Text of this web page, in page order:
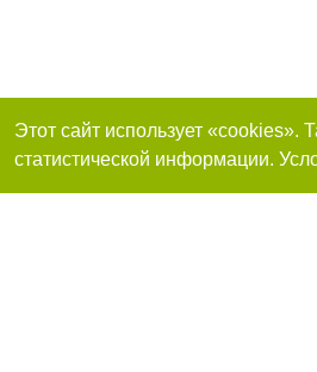
Этот сайт использует «cookies».
статистической информации.